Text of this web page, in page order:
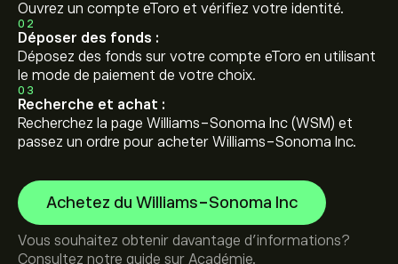
Ouvrez un compte eToro et vérifiez votre identité.
02
Déposer des fonds :
Déposez des fonds sur votre compte eToro en utilisant
le mode de paiement de votre choix.
03
Recherche et achat :
Recherchez la page Williams-Sonoma Inc (WSM) et
passez un ordre pour acheter Williams-Sonoma Inc.
Achetez du Williams-Sonoma Inc
Vous souhaitez obtenir davantage d'informations?
Consultez notre guide sur Académie.